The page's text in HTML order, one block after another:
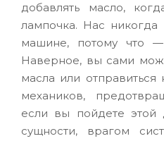
добавлять масло,
лампочка. Нас никогда
машине, потому что
Наверное, вы сами
масла или
механиков,
если вы пойдете этой
сущности, врагом